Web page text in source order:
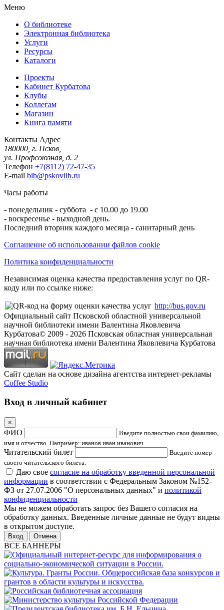
Меню
О библиотеке
Электронная библиотека
Услуги
Ресурсы
Каталоги
Проекты
Кабинет Курбатова
Клубы
Коллегам
Магазин
Книга памяти
Контакты Адрес
180000, г. Псков,
ул. Профсоюзная, д. 2
Телефон +7(8112) 72-47-35
E-mail bib@pskovlib.ru
Часы работы
- понедельник - суббота - с 10.00 до 19.00
- воскресенье - выходной день.
Последний вторник каждого месяца - санитарный день
Соглашение об использовании файлов cookie
Политика конфиденциальности
Независимая оценка качества предоставления услуг по QR-
коду или по ссылке ниже:
http://bus.gov.ru
Официальный сайт Псковской областной универсальной
научной библиотеки имени Валентина Яковлевича
Курбатова© 2009 - 2026 Псковская областная универсальная
научная библиотека имени Валентина Яковлевича Курбатова
Сайт сделан на основе дизайна агентства интернет-рекламы
Coffee Studio
Вход в личный кабинет
×
ФИО
Введите полностью свои фамилию,
имя и отчество. Например: иванов иван иванович
Читательский билет
Введите номер
своего читательского билета.
Даю свое согласие на обработку введенной персональной
информации в соответствии с Федеральным Законом №152-
ФЗ от 27.07.2006 "О персональных данных" и политикой
конфиденциальности
Мы не можем обработать запрос без Вашего согласия на
обработку данных. Введенные личные данные не будут видны
в открытом доступе.
Отмена
ВСЕ БАННЕРЫ